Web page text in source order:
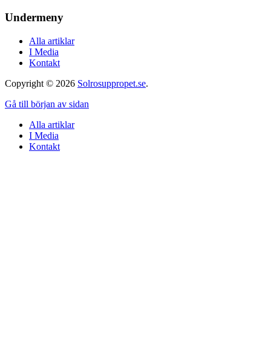
Undermeny
Alla artiklar
I Media
Kontakt
Copyright © 2026 Solrosuppropet.se.
Gå till början av sidan
Alla artiklar
I Media
Kontakt